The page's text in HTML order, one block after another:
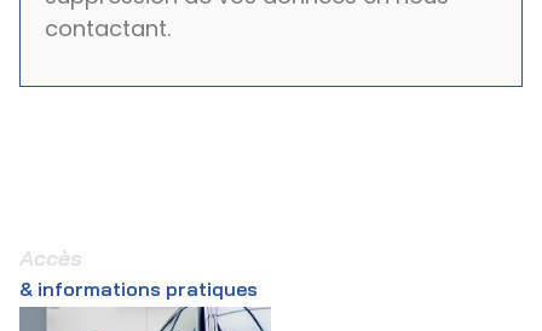
contactant.
Accès
& informations pratiques